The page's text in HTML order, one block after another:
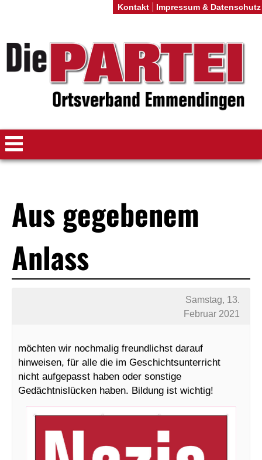
Aus gegebenem
Anlass
Samstag, 13.
Februar 2021
möchten wir nochmalig freundlichst darauf
hinweisen, für alle die im Geschichtsunterricht
nicht aufgepasst haben oder sonstige
Gedächtnislücken haben. Bildung ist wichtig!
Kontakt Impressum & Datenschutz